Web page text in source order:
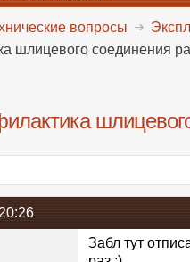
вопросы
шлицевого соединения
20:26
Забл тут